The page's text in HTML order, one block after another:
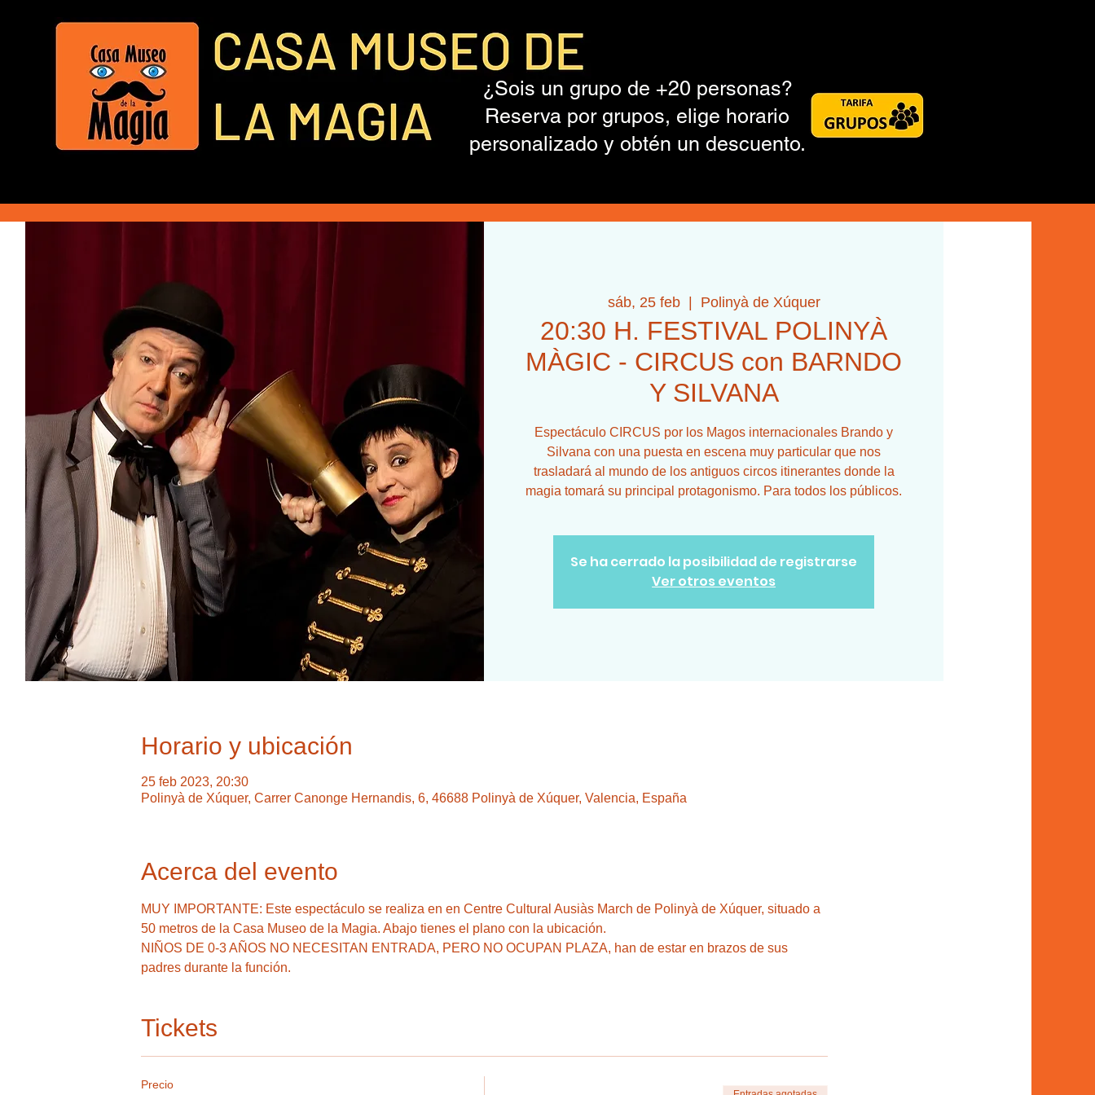
¿Sois un grupo de +20 personas?
Reserva por grupos, elige horario
personalizado y obtén un descuento.
sáb, 25 feb
  |
Polinyà de Xúquer
20:30 H. FESTIVAL POLINYÀ
MÀGIC - CIRCUS con BARNDO
Y SILVANA
Espectáculo CIRCUS por los Magos internacionales Brando y
Silvana con una puesta en escena muy particular que nos
trasladará al mundo de los antiguos circos itinerantes donde la
magia tomará su principal protagonismo. Para todos los públicos.
Se ha cerrado la posibilidad de registrarse
Ver otros eventos
Horario y ubicación
25 feb 2023, 20:30
Polinyà de Xúquer, Carrer Canonge Hernandis, 6, 46688 Polinyà de Xúquer, Valencia, España
Acerca del evento
MUY IMPORTANTE: Este espectáculo se realiza en en Centre Cultural Ausiàs March de Polinyà de Xúquer, situado a
50 metros de la Casa Museo de la Magia. Abajo tienes el plano con la ubicación.
NIÑOS DE 0-3 AÑOS NO NECESITAN ENTRADA, PERO NO OCUPAN PLAZA, han de estar en brazos de sus
padres durante la función.
Tickets
Precio